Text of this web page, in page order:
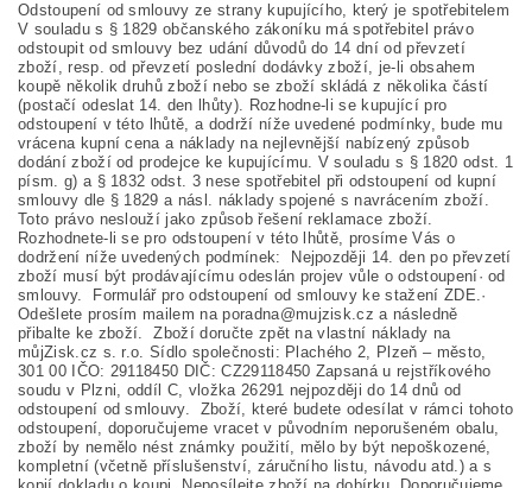
Odstoupení od smlouvy ze strany kupujícího, který je spotřebitelem
V souladu s § 1829 občanského zákoníku má spotřebitel právo
odstoupit od smlouvy bez udání důvodů do 14 dní od převzetí
zboží, resp. od převzetí poslední dodávky zboží, je-li obsahem
koupě několik druhů zboží nebo se zboží skládá z několika částí
(postačí odeslat 14. den lhůty). Rozhodne-li se kupující pro
odstoupení v této lhůtě, a dodrží níže uvedené podmínky, bude mu
vrácena kupní cena a náklady na nejlevnější nabízený způsob
dodání zboží od prodejce ke kupujícímu. V souladu s § 1820 odst. 1
písm. g) a § 1832 odst. 3 nese spotřebitel při odstoupení od kupní
smlouvy dle § 1829 a násl. náklady spojené s navrácením zboží.
Toto právo neslouží jako způsob řešení reklamace zboží.
Rozhodnete-li se pro odstoupení v této lhůtě, prosíme Vás o
dodržení níže uvedených podmínek: Nejpozději 14. den po převzetí
zboží musí být prodávajícímu odeslán projev vůle o odstoupení· od
smlouvy. Formulář pro odstoupení od smlouvy ke stažení ZDE.·
Odešlete prosím mailem na poradna@mujzisk.cz a následně
přibalte ke zboží. Zboží doručte zpět na vlastní náklady na
můjZisk.cz s. r.o. Sídlo společnosti: Plachého 2, Plzeň – město,
301 00 IČO: 29118450 DIČ: CZ29118450 Zapsaná u rejstříkového
soudu v Plzni, oddíl C, vložka 26291 nejpozději do 14 dnů od
odstoupení od smlouvy. Zboží, které budete odesílat v rámci tohoto
odstoupení, doporučujeme vracet v původním neporušeném obalu,
zboží by nemělo nést známky použití, mělo by být nepoškozené,
kompletní (včetně příslušenství, záručního listu, návodu atd.) a s